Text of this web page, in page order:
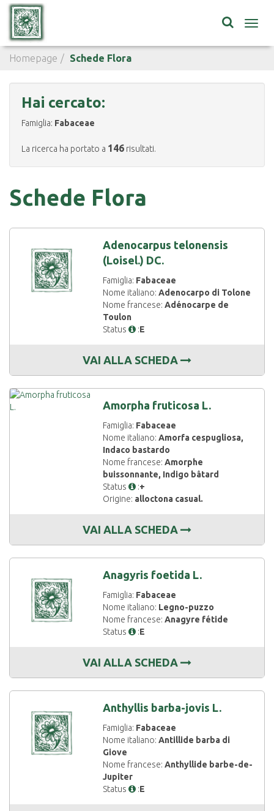
Homepage Schede Flora
Hai cercato:
Famiglia: Fabaceae
La ricerca ha portato a 146 risultati.
Schede Flora
Adenocarpus telonensis
(Loisel.) DC.
Famiglia: Fabaceae
Nome italiano:Adenocarpo di Tolone
Nome francese:Adénocarpe de
Toulon
Status
:E
VAI ALLA SCHEDA
Amorpha fruticosa L.
Famiglia: Fabaceae
Nome italiano:Amorfa cespugliosa,
Indaco bastardo
Nome francese:Amorphe
buissonnante, Indigo bâtard
Status
:+
Origine: alloctona casual.
VAI ALLA SCHEDA
Anagyris foetida L.
Famiglia: Fabaceae
Nome italiano: Legno-puzzo
Nome francese:Anagyre fétide
Status
:E
VAI ALLA SCHEDA
Anthyllis barba-jovis L.
Famiglia: Fabaceae
Nome italiano:Antillide barba di
Giove
Nome francese:Anthyllide barbe-de-
Jupiter
Status
:E